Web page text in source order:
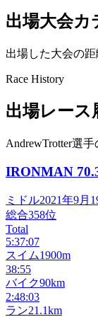
出場大会カ
出場した大会の
Race History
出場レース
AndrewTrotter選
IRONMAN
ミドル2021年9月
総合358位
Total
5:37:07
スイム1900m
38:55
バイク90km
2:48:03
ラン21.1km